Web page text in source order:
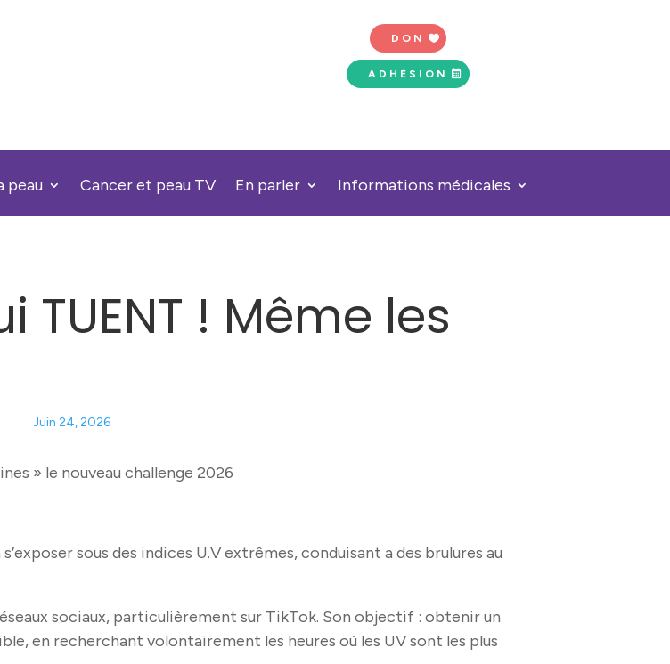
DON
ADHÉSION
peau Cancer et peau TV En parler Informations médicales
TUENT ! Même les
Juin 24, 2026
» le nouveau challenge 2026
sous des indices U.V extrêmes, conduisant a des brulures au
sociaux, particulièrement sur TikTok. Son objectif : obtenir un
en recherchant volontairement les heures où les UV sont les plus